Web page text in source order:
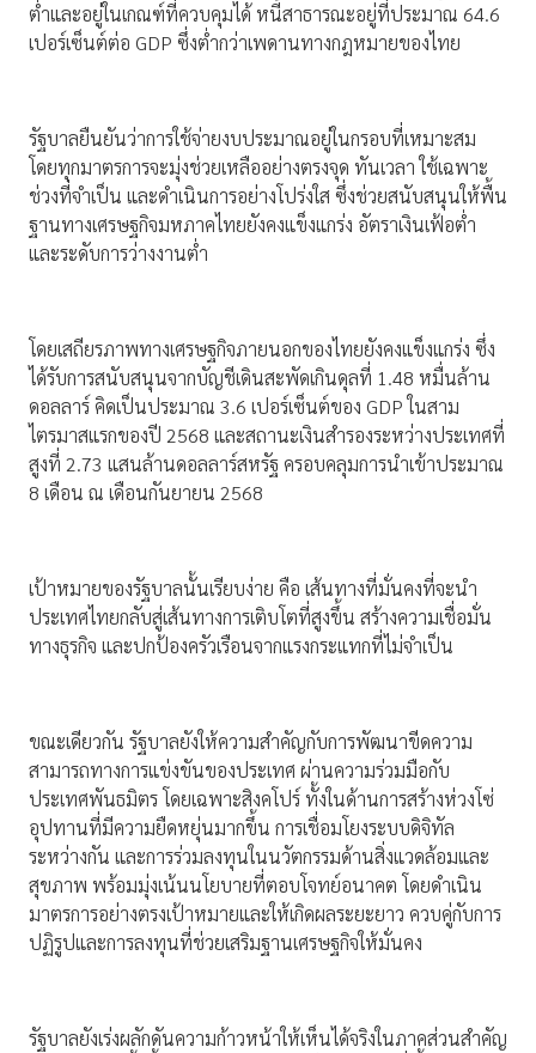
ต่ำและอยู่ในเกณฑ์ที่ควบคุมได้ หนี้สาธารณะอยู่ที่ประมาณ 64.6
เปอร์เซ็นต์ต่อ GDP ซึ่งต่ำกว่าเพดานทางกฎหมายของไทย
รัฐบาลยืนยันว่าการใช้จ่ายงบประมาณอยู่ในกรอบที่เหมาะสม
โดยทุกมาตรการจะมุ่งช่วยเหลืออย่างตรงจุด ทันเวลา ใช้เฉพาะ
ช่วงที่จำเป็น และดำเนินการอย่างโปร่งใส ซึ่งช่วยสนับสนุนให้พื้น
ฐานทางเศรษฐกิจมหภาคไทยยังคงแข็งแกร่ง อัตราเงินเฟ้อต่ำ
และระดับการว่างงานต่ำ
โดยเสถียรภาพทางเศรษฐกิจภายนอกของไทยยังคงแข็งแกร่ง ซึ่ง
ได้รับการสนับสนุนจากบัญชีเดินสะพัดเกินดุลที่ 1.48 หมื่นล้าน
ดอลลาร์ คิดเป็นประมาณ 3.6 เปอร์เซ็นต์ของ GDP ในสาม
ไตรมาสแรกของปี 2568 และสถานะเงินสำรองระหว่างประเทศที่
สูงที่ 2.73 แสนล้านดอลลาร์สหรัฐ ครอบคลุมการนำเข้าประมาณ
8 เดือน ณ เดือนกันยายน 2568
เป้าหมายของรัฐบาลนั้นเรียบง่าย คือ เส้นทางที่มั่นคงที่จะนำ
ประเทศไทยกลับสู่เส้นทางการเติบโตที่สูงขึ้น สร้างความเชื่อมั่น
ทางธุรกิจ และปกป้องครัวเรือนจากแรงกระแทกที่ไม่จำเป็น
ขณะเดียวกัน รัฐบาลยังให้ความสำคัญกับการพัฒนาขีดความ
สามารถทางการแข่งขันของประเทศ ผ่านความร่วมมือกับ
ประเทศพันธมิตร โดยเฉพาะสิงคโปร์ ทั้งในด้านการสร้างห่วงโซ่
อุปทานที่มีความยืดหยุ่นมากขึ้น การเชื่อมโยงระบบดิจิทัล
ระหว่างกัน และการร่วมลงทุนในนวัตกรรมด้านสิ่งแวดล้อมและ
สุขภาพ พร้อมมุ่งเน้นนโยบายที่ตอบโจทย์อนาคต โดยดำเนิน
มาตรการอย่างตรงเป้าหมายและให้เกิดผลระยะยาว ควบคู่กับการ
ปฏิรูปและการลงทุนที่ช่วยเสริมฐานเศรษฐกิจให้มั่นคง
รัฐบาลยังเร่งผลักดันความก้าวหน้าให้เห็นได้จริงในภาคส่วนสำคัญ